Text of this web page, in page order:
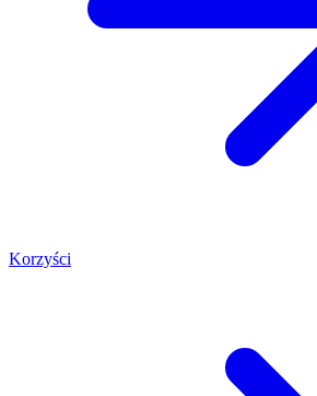
Korzyści